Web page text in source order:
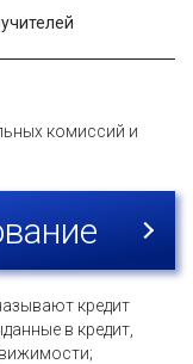
комиссий и
кредит
в кредит,